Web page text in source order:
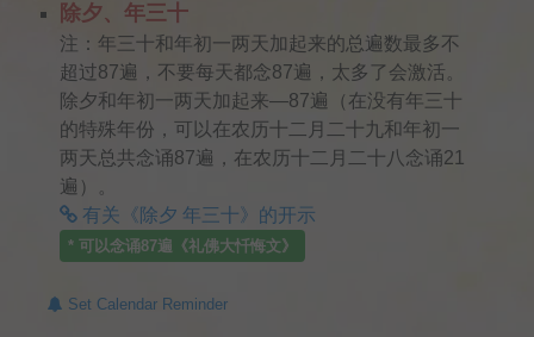
除夕、年三十
注：年三十和年初一两天加起来的总遍数最多不
超过87遍，不要每天都念87遍，太多了会激活。
除夕和年初一两天加起来—87遍（在没有年三十
的特殊年份，可以在农历十二月二十九和年初一
两天总共念诵87遍，在农历十二月二十八念诵21
遍）。
有关《除夕 年三十》的开示
* 可以念诵87遍《礼佛大忏悔文》
Set Calendar Reminder